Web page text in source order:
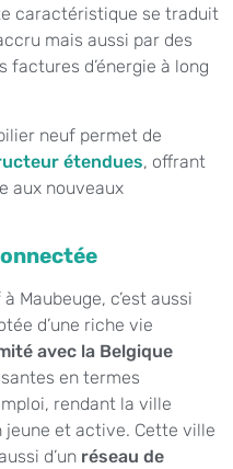
caractéristique se traduit
mais aussi par des
d’énergie à long
neuf permet de
étendues, offrant
aux nouveaux
Maubeuge, c’est aussi
d’une riche vie
avec la Belgique
en termes
rendant la ville
et active. Cette ville
d’un réseau de